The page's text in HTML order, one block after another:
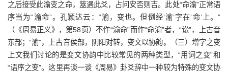
之后接受此渝变之命，筮遇此爻，占问安否则吉。此处“命渝”正常语
序当为“渝命”。孔颖达云：“渝，变也。但倒经‘渝’字在‘命’上。”
（《周易正义》，第58页）不作“渝命”而作“命渝”者，“讼”，上古音
东部；“渝”，上古音侯部，阴阳对转，变文以协韵。（三）增字之变
上文我们讨论的是变文协韵中比较常见的两种类型，“用词之变”和
“语序之变”。这里再谈一谈《周易》卦爻辞中一种较为特殊的变文协